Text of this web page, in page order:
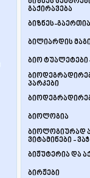
გაქირავება
ბიზნეს-
ბილიარდის
ბიო ტუალეტები
პარკები
ბიოლოგია
ბიოლოგიურად
ვიტამინები -
ბიჟუტერია და
ბირჟები